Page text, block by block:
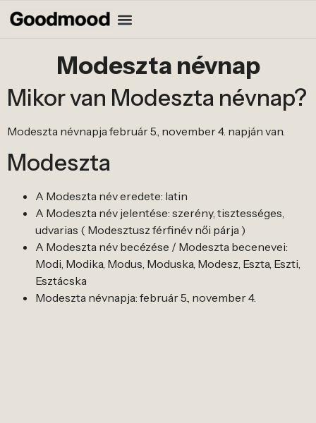
Modeszta névnap
Mikor van Modeszta névnap?
Modeszta névnapja február 5., november 4. napján van.
Modeszta
A Modeszta név eredete: latin
A Modeszta név jelentése: szerény, tisztességes,
udvarias ( Modesztusz férfinév női párja )
A Modeszta név becézése / Modeszta becenevei:
Modi, Modika, Modus, Moduska, Modesz, Eszta, Eszti,
Esztácska
Modeszta névnapja: február 5., november 4.